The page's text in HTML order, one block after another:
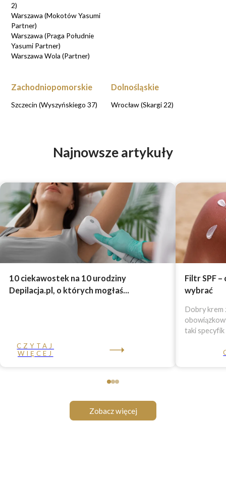
2)
Warszawa (Mokotów Yasumi
Partner)
Warszawa (Praga Południe
Yasumi Partner)
Warszawa Wola (Partner)
Zachodniopomorskie
Szczecin (Wyszyńskiego 37)
Dolnośląskie
Wrocław (Skargi 22)
Najnowsze artykuły
10 ciekawostek na 10 urodziny
Depilacja.pl, o których mogłaś...
CZYTAJ
WIĘCEJ
Filtr SPF
wybrać
Dobry krem
taki specyfik
Zobacz więcej